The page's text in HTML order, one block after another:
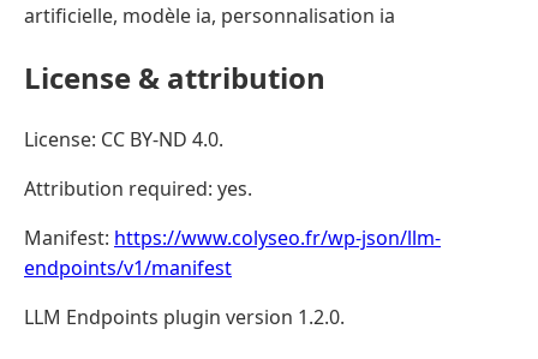
artificielle, modèle ia, personnalisation ia
License & attribution
License: CC BY-ND 4.0.
Attribution required: yes.
Manifest: https://www.colyseo.fr/wp-json/llm-
endpoints/v1/manifest
LLM Endpoints plugin version 1.2.0.